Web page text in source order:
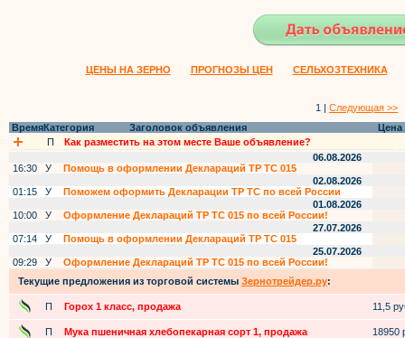
ЦЕНЫ НА ЗЕРНО ПРОГНОЗЫ ЦЕН СЕЛЬХОЗТЕХНИКА
1 | Следующая >>
ВремяКатегория Заголовок объявления
Цена
П
Как разместить на этом месте Ваше объявление?
06.08.2026
16:30
У
Помощь в оформлении Деклараций ТР ТС 015
02.08.2026
01:15
У
Поможем оформить Декларации ТР ТС по всей России
01.08.2026
10:00
У
Оформление Деклараций ТР ТС 015 по всей России!
27.07.2026
07:14
У
Помощь в оформлении Деклараций ТР ТС 015
25.07.2026
09:29
У
Оформление Деклараций ТР ТС 015 по всей России!
Текущие предложения из торговой системы Зернотрейдер.ру:
П Горох 1 класс, продажа 11,5
П Мука пшеничная хлебопекарная сорт 1, продажа 18950